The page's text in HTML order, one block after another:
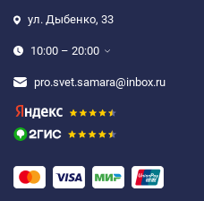
ул. Дыбенко, 33
10:00 – 20:00
pro.svet.samara@inbox.ru